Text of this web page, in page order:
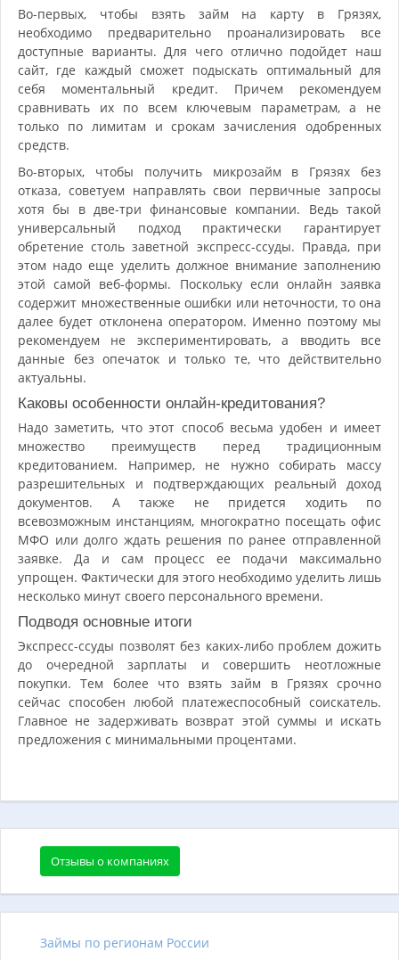
Во-первых, чтобы взять займ на карту в Грязях,
необходимо предварительно проанализировать все
доступные варианты. Для чего отлично подойдет наш
сайт, где каждый сможет подыскать оптимальный для
себя моментальный кредит. Причем рекомендуем
сравнивать их по всем ключевым параметрам, а не
только по лимитам и срокам зачисления одобренных
средств.
Во-вторых, чтобы получить микрозайм в Грязях без
отказа, советуем направлять свои первичные запросы
хотя бы в две-три финансовые компании. Ведь такой
универсальный подход практически гарантирует
обретение столь заветной экспресс-ссуды. Правда, при
этом надо еще уделить должное внимание заполнению
этой самой веб-формы. Поскольку если онлайн заявка
содержит множественные ошибки или неточности, то она
далее будет отклонена оператором. Именно поэтому мы
рекомендуем не экспериментировать, а вводить все
данные без опечаток и только те, что действительно
актуальны.
Каковы особенности онлайн-кредитования?
Надо заметить, что этот способ весьма удобен и имеет
множество преимуществ перед традиционным
кредитованием. Например, не нужно собирать массу
разрешительных и подтверждающих реальный доход
документов. А также не придется ходить по
всевозможным инстанциям, многократно посещать офис
МФО или долго ждать решения по ранее отправленной
заявке. Да и сам процесс ее подачи максимально
упрощен. Фактически для этого необходимо уделить лишь
несколько минут своего персонального времени.
Подводя основные итоги
Экспресс-ссуды позволят без каких-либо проблем дожить
до очередной зарплаты и совершить неотложные
покупки. Тем более что взять займ в Грязях срочно
сейчас способен любой платежеспособный соискатель.
Главное не задерживать возврат этой суммы и искать
предложения с минимальными процентами.
Отзывы о компаниях
Займы по регионам России